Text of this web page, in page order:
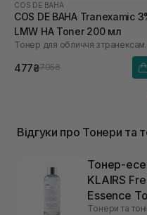
COS DE BAHA
COS DE BAHA Tranexamic
LMW HA Toner 200 мл
Тонер
477₴795₴
Відгуки про Тонери та
Тонер-
KLAIRS
Essence
Тонери та